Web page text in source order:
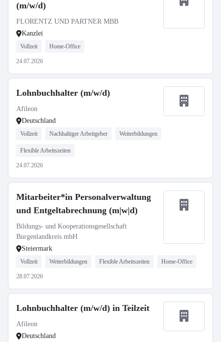
(m/w/d)
FLORENTZ UND PARTNER MBB
Kanzlei
Vollzeit Home-Office
24.07.2026
Lohnbuchhalter (m/w/d)
Afileon
Deutschland
Vollzeit Nachhaltiger Arbeitgeber Weiterbildungen
Flexible Arbeitszeiten
24.07.2026
Mitarbeiter*in Personalverwaltung
und Entgeltabrechnung (m|w|d)
Bildungs- und Kooperationsgesellschaft
Burgenlandkreis mbH
Steiermark
Vollzeit Weiterbildungen Flexible Arbeitszeiten Home-Office
28.07.2026
Lohnbuchhalter (m/w/d) in Teilzeit
Afileon
Deutschland